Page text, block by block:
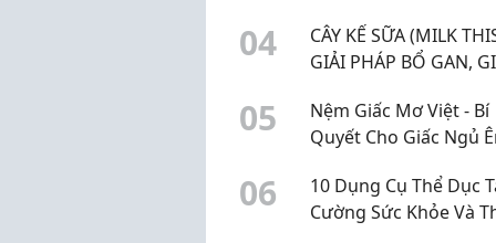
CHỨNG
04
CÂY KẾ SỮA (MILK
GIẢI PHÁP BỔ GAN,
05
Nệm Giấc Mơ Việt - Bí
Quyết Cho Giấc Ngủ
06
10 Dụng Cụ Thể Dục
Cường Sức Khỏe Và